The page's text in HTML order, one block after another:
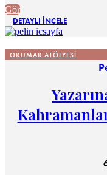
Gör
DETAYLI İNCELE
OKUMAK ATÖLYESI